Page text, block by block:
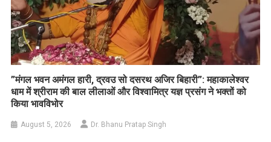
​”मंगल भवन अमंगल हारी, द्रवउ सो दसरथ अजिर बिहारी”: महाकालेश्वर
धाम में श्रीराम की बाल लीलाओं और विश्वामित्र यज्ञ प्रसंग ने भक्तों को
किया भावविभोर
August 5, 2026 Dr. Bhanu Pratap Singh